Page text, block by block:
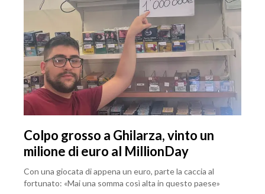
Colpo grosso a Ghilarza, vinto un
milione di euro al MillionDay
Con una giocata di appena un euro, parte la caccia al
fortunato: «Mai una somma così alta in questo paese»